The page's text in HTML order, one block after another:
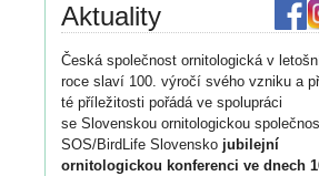
Aktuality
Česká společnost ornitologická v
roce slaví 100. výročí svého vzniku a
té příležitosti pořádá ve spolupráci
se Slovenskou ornitologickou
SOS/BirdLife Slovensko jubilejní
ornitologickou konferenci ve dnech